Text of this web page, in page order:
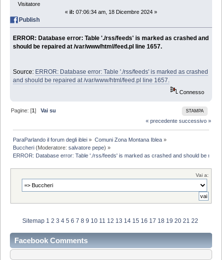
1657. (Letto 44078 volte)
Visitatore
« il: 07:06:34 am, 18 Dicembre 2024 »
Publish
ERROR: Database error: Table './rss/feeds' is marked as crashed and
should be repaired at /var/www/html/feed.pl line 1657.
Source: ERROR: Database error: Table './rss/feeds' is marked as crashed
and should be repaired at /var/www/html/feed.pl line 1657.
Connesso
STAMPA
Pagine: [1]Vai su
« precedente successivo »
ParaParlando il forum degli iblei » Comuni Zona Montana Iblea»
Buccheri (Moderatore:salvatore pepe) »
ERROR: Database error: Table './rss/feeds' is marked as crashed and should be
Vai a:
Sitemap 1 2 3 4 5 6 7 8 9 10 11 12 13 14 15 16 17 18 19 20 21 22
Facebook Comments